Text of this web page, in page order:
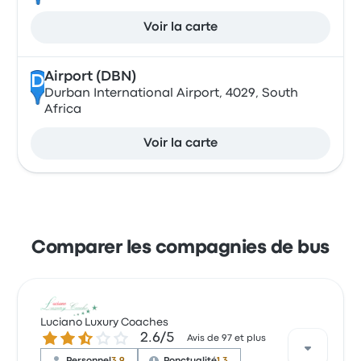
Voir la carte
DAirport (DBN)
Durban International Airport, 4029, South
Africa
Voir la carte
Comparer les compagnies de bus
Luciano Luxury Coaches
2.6 sur 5 étoiles 2.6/5 Avis de 97 et plus